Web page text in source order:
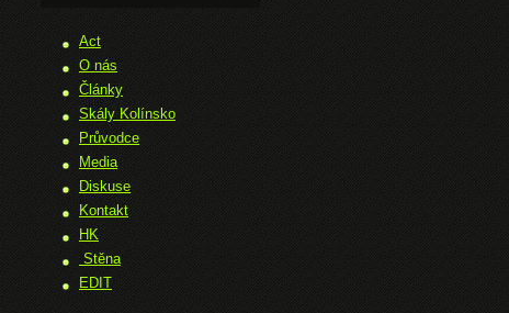
Act
O nás
Články
Skály Kolínsko
Průvodce
Media
Diskuse
Kontakt
HK
Stěna
EDIT